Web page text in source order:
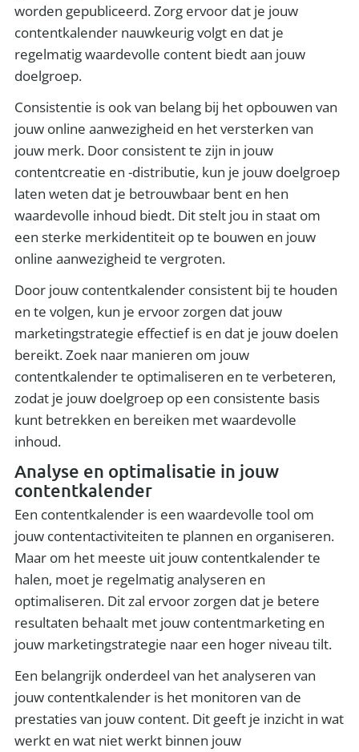
worden gepubliceerd. Zorg ervoor dat je jouw
contentkalender nauwkeurig volgt en dat je
regelmatig waardevolle content biedt aan jouw
doelgroep.
Consistentie is ook van belang bij het opbouwen van
jouw online aanwezigheid en het versterken van
jouw merk. Door consistent te zijn in jouw
contentcreatie en -distributie, kun je jouw doelgroep
laten weten dat je betrouwbaar bent en hen
waardevolle inhoud biedt. Dit stelt jou in staat om
een sterke merkidentiteit op te bouwen en jouw
online aanwezigheid te vergroten.
Door jouw contentkalender consistent bij te houden
en te volgen, kun je ervoor zorgen dat jouw
marketingstrategie effectief is en dat je jouw doelen
bereikt. Zoek naar manieren om jouw
contentkalender te optimaliseren en te verbeteren,
zodat je jouw doelgroep op een consistente basis
kunt betrekken en bereiken met waardevolle
inhoud.
Analyse en optimalisatie in jouw
contentkalender
Een contentkalender is een waardevolle tool om
jouw contentactiviteiten te plannen en organiseren.
Maar om het meeste uit jouw contentkalender te
halen, moet je regelmatig analyseren en
optimaliseren. Dit zal ervoor zorgen dat je betere
resultaten behaalt met jouw contentmarketing en
jouw marketingstrategie naar een hoger niveau tilt.
Een belangrijk onderdeel van het analyseren van
jouw contentkalender is het monitoren van de
prestaties van jouw content. Dit geeft je inzicht in wat
werkt en wat niet werkt binnen jouw